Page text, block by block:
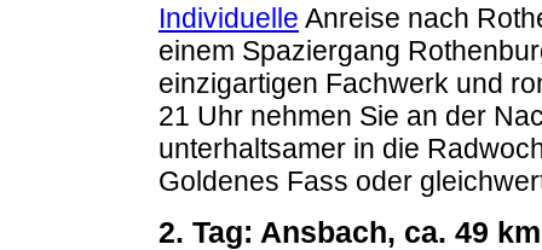
Individuelle Anreise nach
einem Spaziergang
einzigartigen Fachwerk und
21 Uhr nehmen Sie an der
unterhaltsamer in die
Goldenes Fass oder
2. Tag: Ansbach, ca. 49 km